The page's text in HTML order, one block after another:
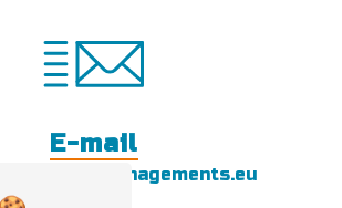
E-mail
demenagements.eu